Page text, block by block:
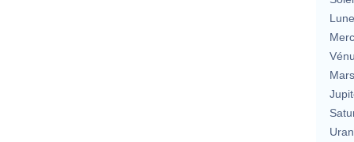
Lune
Mars